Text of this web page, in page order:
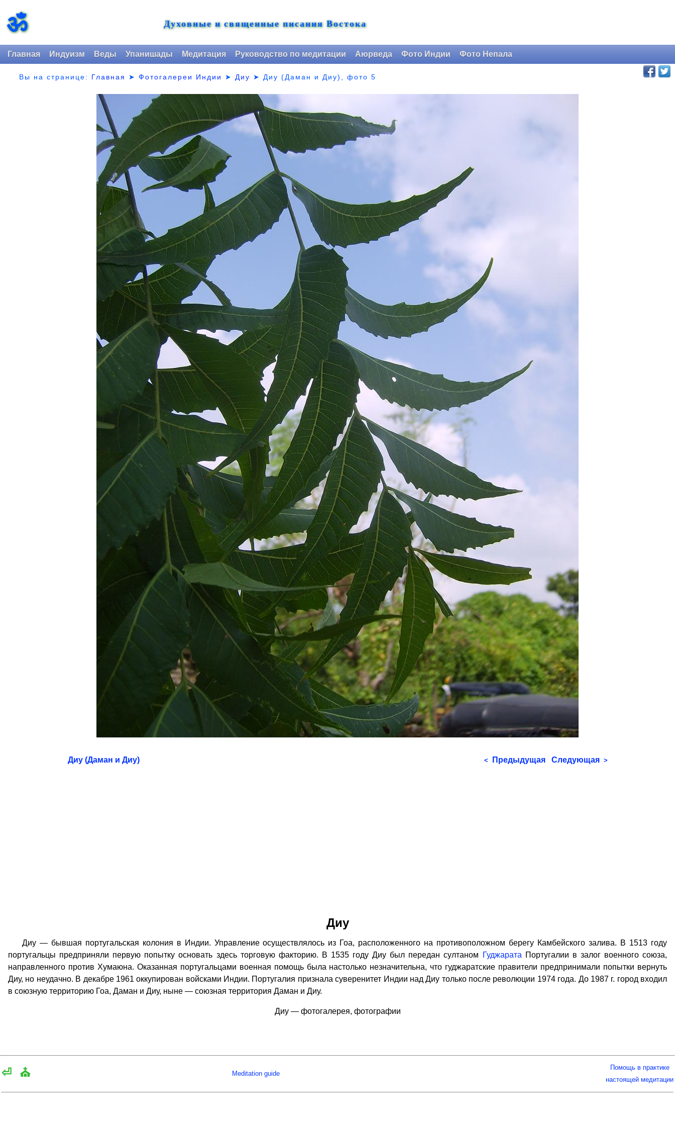
ॐ Духовные и священные писания Востока
Главная Индуизм Веды Упанишады Медитация Руководство по медитации Аюрведа Фото Индии Фото Непала
Вы на странице: Главная ➤Фотогалереи Индии ➤ Диу ➤ Диу (Даман и Диу), фото 5
Диу (Даман и Диу) < Предыдущая Следующая >
Диу
Диу — бывшая португальская колония в Индии. Управление осуществлялось из Гоа, расположенного на противоположном берегу Камбейского залива. В 1513 году
португальцы предприняли первую попытку основать здесь торговую факторию. В 1535 году Диу был передан султаном
Гуджарата Португалии в залог военного союза,
направленного против Хумаюна. Оказанная португальцами военная помощь была настолько незначительна, что гуджаратские правители предпринимали попытки вернуть
Диу, но неудачно. В декабре 1961 оккупирован войсками Индии. Португалия признала суверенитет Индии над Диу только после революции 1974 года. До 1987 г. город входил
в союзную территорию Гоа, Даман и Диу, ныне — союзная территория Даман и Диу.
Диу — фотогалерея, фотографии
⏎ ⛪ Meditation guide
Помощь в практике
настоящей медитации